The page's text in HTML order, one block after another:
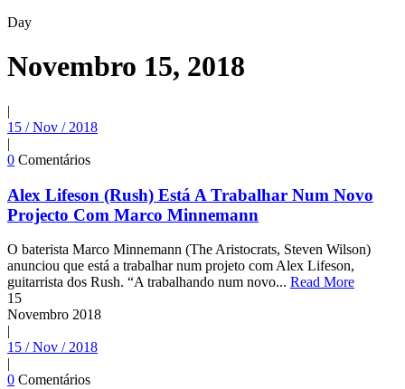
Day
Novembro 15, 2018
|
15 / Nov / 2018
|
0 Comentários
Alex Lifeson (Rush) Está A Trabalhar Num Novo
Projecto Com Marco Minnemann
O baterista Marco Minnemann (The Aristocrats, Steven Wilson)
anunciou que está a trabalhar num projeto com Alex Lifeson,
guitarrista dos Rush. “A trabalhando num novo... Read More
15
Novembro 2018
|
15 / Nov / 2018
|
0 Comentários